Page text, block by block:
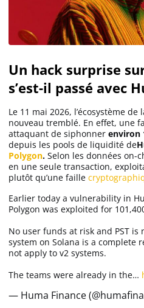
Un hack surprise
s’est-il passé avec
Le 11 mai 2026, l’écosystème
nouveau tremblé. En effet, une
attaquant de siphonner environ
depuis les pools de liquidité de
Polygon. Selon les données on-
en une seule transaction,
plutôt qu’une faille
Earlier today a vulnerability in
Polygon was exploited for
No user funds at risk and PST is
system on Solana is a complete
not apply to v2 systems.
The teams were already in the…
— Huma Finance